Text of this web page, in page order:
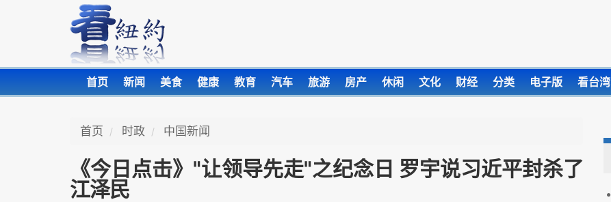
首页 新闻 美食 健康 教育 汽车 旅游 房产 休闲 文化 财经 分类 电子版 看台湾
首页 时政 中国新闻
《今日点击》"让领导先走"之纪念日 罗宇说习近平封杀了
江泽民